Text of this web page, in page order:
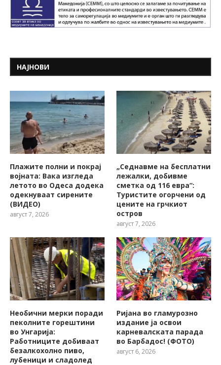
НАЈНОВИ
Плажите полни и покрај
војната: Вака изгледа
летото во Одеса додека
одекнуваат сирените
(ВИДЕО)
август 7, 2026
„Седнавме на бесплатни
лежалки, добивме
сметка од 116 евра“:
Туристите огорчени од
цените на грчкиот
остров
август 7, 2026
Необични мерки поради
пеколните горештини
во Унгарија:
Работниците добиваат
безалкохолно пиво,
лубеници и сладолед
Ријана во гламурозно
издание ја освои
карневалската парада
во Барбадос! (ФОТО)
август 6, 2026